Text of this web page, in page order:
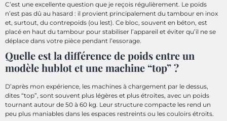
C’est une excellente question que je reçois régulièrement. Le poids
n’est pas dû au hasard : il provient principalement du tambour en inox
et, surtout, du contrepoids (ou lest). Ce bloc, souvent en béton, est
placé en haut du tambour pour stabiliser l’appareil et éviter qu’il ne se
déplace dans votre pièce pendant l’essorage.
Quelle est la différence de poids entre un
modèle hublot et une machine “top” ?
D’après mon expérience, les machines à chargement par le dessus,
dites “top”, sont souvent plus légères et plus étroites, avec un poids
tournant autour de 50 à 60 kg. Leur structure compacte les rend un
peu plus maniables dans les espaces restreints ou les couloirs étroits.